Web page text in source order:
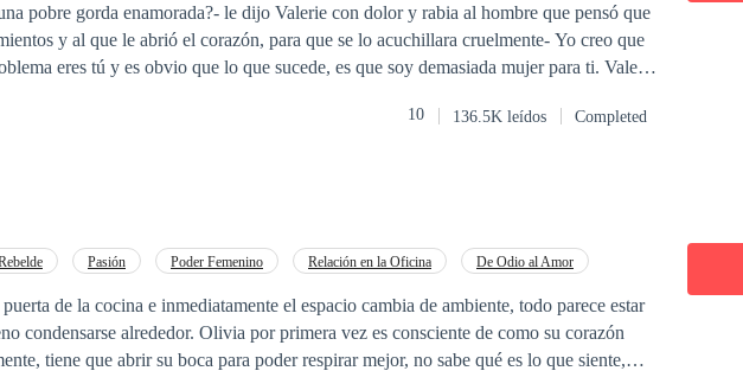
pobre gorda enamorada?- le dijo Valerie con dolor y rabia al hombre que pensó que
y al que le abrió el corazón, para que se lo acuchillara cruelmente- Yo creo que
eres tú y es obvio que lo que sucede, es que soy demasiada mujer para ti. Valerie
lejos de tantas cosas que le causaban dolor. Comenzó de nuevo, como
de lado Valerie sus inseguridades, para abrir su corazón de nuevo y aclarar todos
a continuación 1.La chef curvy del
el magnate desesperado/ 3. La dulzura de tu amor
10 136.5K leídos Completed
Pasión Poder Femenino Relación en la Oficina
De Odio al Amor
de la cocina e inmediatamente el espacio cambia de ambiente, todo parece estar
condensarse alrededor. Olivia por primera vez es consciente de como su corazón
tiene que abrir su boca para poder respirar mejor, no sabe qué es lo que siente,